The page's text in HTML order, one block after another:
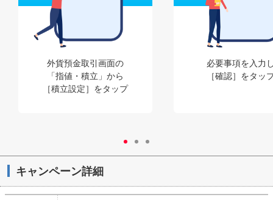
外貨預金取引画面の
「指値・積立」から
［積立設定］をタップ
必要事項を入力
［確認］をタッ
キャンペーン詳細